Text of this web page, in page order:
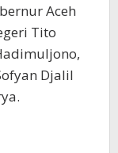
Aceh
Tito
Djalil